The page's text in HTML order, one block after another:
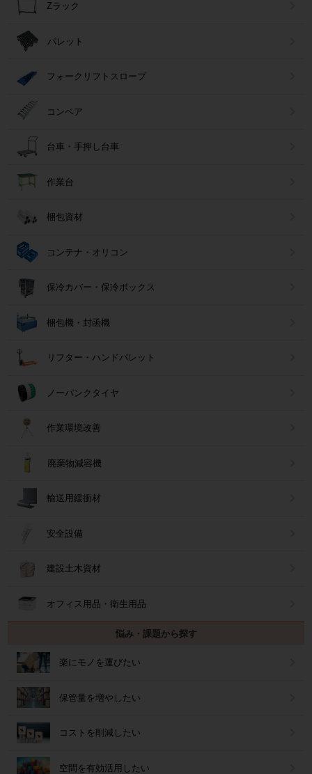
Zラック
パレット
フォークリフトスロープ
コンベア
台車・手押し台車
作業台
梱包資材
コンテナ・オリコン
保冷カバー・保冷ボックス
梱包機・封函機
リフター・ハンドパレット
ノーパンクタイヤ
作業環境改善
廃棄物減容機
輸送用緩衝材
安全設備
建設土木資材
オフィス用品・衛生用品
悩み・課題から探す
楽にモノを運びたい
保管量を増やしたい
コストを削減したい
空間を有効活用したい